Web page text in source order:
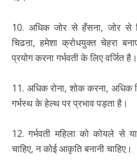
10. अधिक जोर से हँसना, जोर से
चिढऩा, हमेशा क्रोधयुक्त चेहरा
प्रयोग करना गर्भवती के लिए वर्जित है।
11. अधिक रोना, शोक करना, अधिक
गर्भस्थ के हेल्थ पर प्रभाव पड़ता है।
12. गर्भवती महिला को कोयले से
चाहिए, न कोई आकृति बनानी चाहिए।